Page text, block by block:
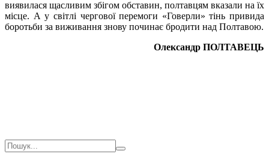
виявилася щасливим збігом обставин, полтавцям вказали на їх
місце. А у світлі чергової перемоги «Говерли» тінь привида
боротьби за виживання знову починає бродити над Полтавою.
Олександр ПОЛТАВЕЦЬ